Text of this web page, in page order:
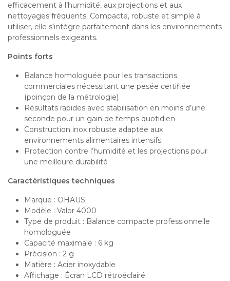
efficacement à l’humidité, aux projections et aux
nettoyages fréquents. Compacte, robuste et simple à
utiliser, elle s’intègre parfaitement dans les environnements
professionnels exigeants.
Points forts
Balance homologuée pour les transactions
commerciales nécessitant une pesée certifiée
(poinçon de la métrologie)
Résultats rapides avec stabilisation en moins d’une
seconde pour un gain de temps quotidien
Construction inox robuste adaptée aux
environnements alimentaires intensifs
Protection contre l’humidité et les projections pour
une meilleure durabilité
Caractéristiques techniques
Marque : OHAUS
Modèle : Valor 4000
Type de produit : Balance compacte professionnelle
homologuée
Capacité maximale : 6 kg
Précision : 2 g
Matière : Acier inoxydable
Affichage : Écran LCD rétroéclairé